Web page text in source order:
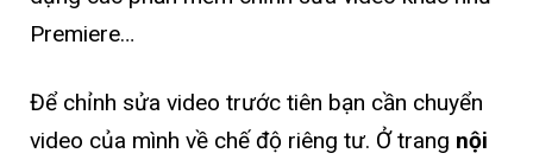
Premiere…
Để chỉnh sửa video trước tiên bạn cần chuyển
video của mình về chế độ riêng tư. Ở trang nội